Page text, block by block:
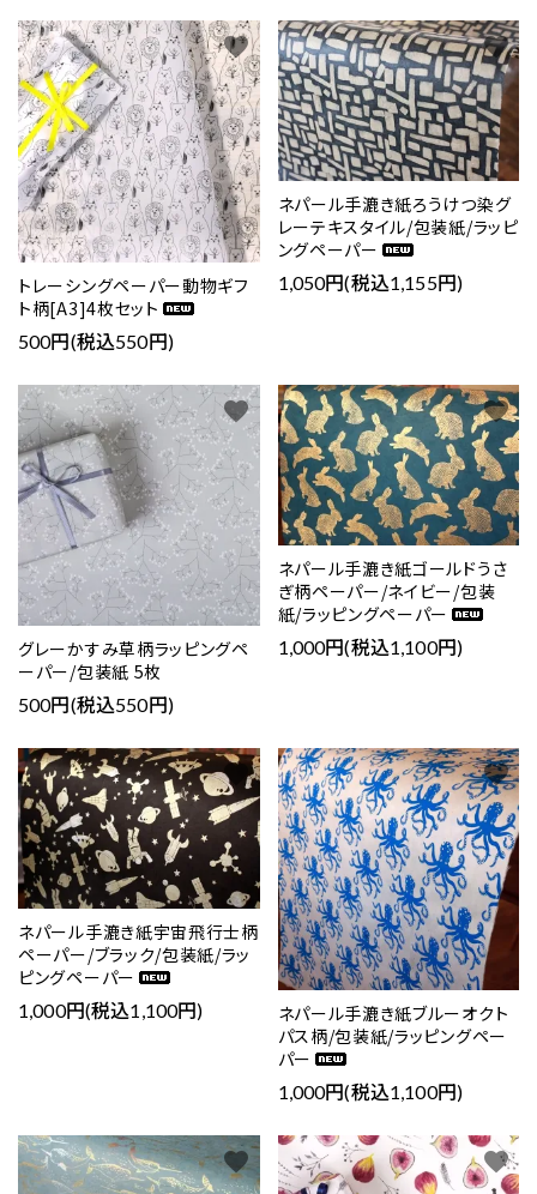
トレーシングペーパー動物ギフ
ト柄[A3]4枚セット
500円(税込550円)
favorite
ネパール手漉き紙ろうけつ染グ
レーテキスタイル/包装紙/ラッピ
ングペーパー
1,050円(税込1,155円)
favorite
グレーかすみ草柄ラッピングペ
ーパー/包装紙 5枚
500円(税込550円)
favorite
ネパール手漉き紙ゴールドうさ
ぎ柄ペーパー/ネイビー/包装
紙/ラッピングペーパー
1,000円(税込1,100円)
favorite
ネパール手漉き紙宇宙飛行士柄
ペーパー/ブラック/包装紙/ラッ
ピングペーパー
1,000円(税込1,100円)
favorite
ネパール手漉き紙ブルーオクト
パス柄/包装紙/ラッピングペー
パー
1,000円(税込1,100円)
favorite
favorite favorite